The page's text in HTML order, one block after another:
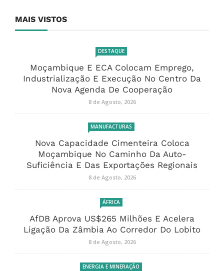
MAIS VISTOS
DESTAQUE
Moçambique E ECA Colocam Emprego,
Industrialização E Execução No Centro Da
Nova Agenda De Cooperação
8 de Agosto, 2026
MANUFACTURAS
Nova Capacidade Cimenteira Coloca
Moçambique No Caminho Da Auto-
Suficiência E Das Exportações Regionais
8 de Agosto, 2026
ÁFRICA
AfDB Aprova US$265 Milhões E Acelera
Ligação Da Zâmbia Ao Corredor Do Lobito
8 de Agosto, 2026
ENERGIA E MINERAÇÃO